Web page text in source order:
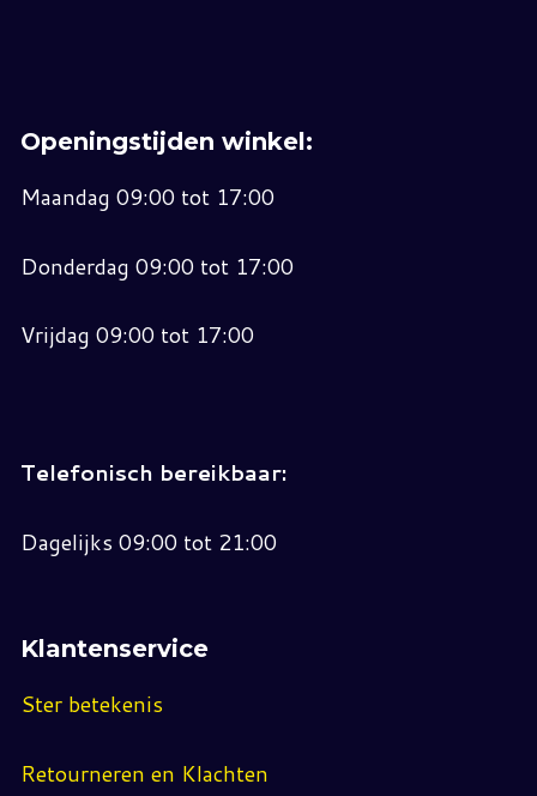
Openingstijden winkel:
Maandag 09:00 tot 17:00
Donderdag 09:00 tot 17:00
Vrijdag 09:00 tot 17:00
Telefonisch bereikbaar:
Dagelijks 09:00 tot 21:00
Klantenservice
Ster betekenis
Retourneren en Klachten